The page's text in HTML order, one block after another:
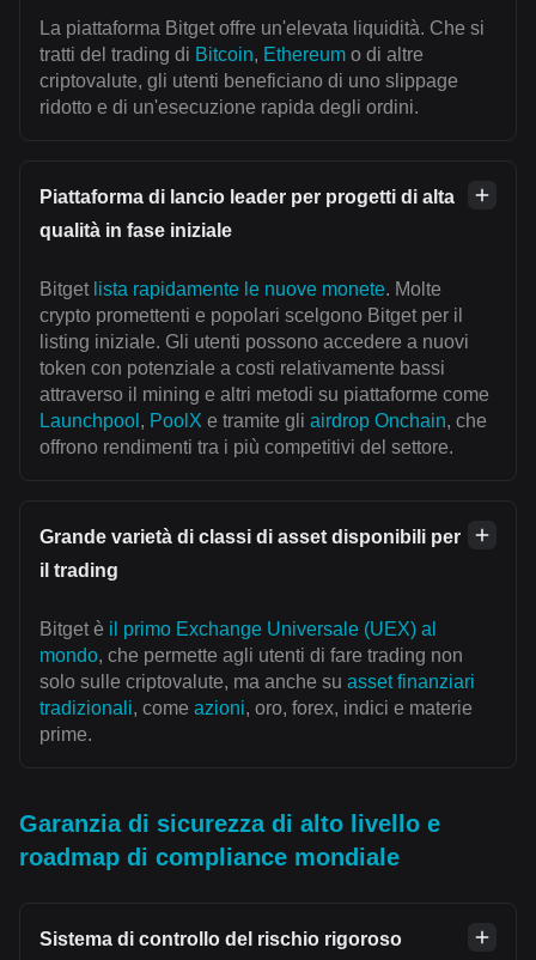
La piattaforma Bitget offre un'elevata liquidità. Che si
tratti del trading di Bitcoin, Ethereum o di altre
criptovalute, gli utenti beneficiano di uno slippage
ridotto e di un'esecuzione rapida degli ordini.
Piattaforma di lancio leader per progetti di alta
qualità in fase iniziale
Bitget lista rapidamente le nuove monete. Molte
crypto promettenti e popolari scelgono Bitget per il
listing iniziale. Gli utenti possono accedere a nuovi
token con potenziale a costi relativamente bassi
attraverso il mining e altri metodi su piattaforme come
Launchpool , PoolX e tramite gli airdrop Onchain, che
offrono rendimenti tra i più competitivi del settore.
Grande varietà di classi di asset disponibili per
il trading
Bitget è il primo Exchange Universale (UEX) al
mondo, che permette agli utenti di fare trading non
solo sulle criptovalute, ma anche su asset finanziari
tradizionali, come azioni, oro, forex, indici e materie
prime.
Garanzia di sicurezza di alto livello e
roadmap di compliance mondiale
Sistema di controllo del rischio rigoroso